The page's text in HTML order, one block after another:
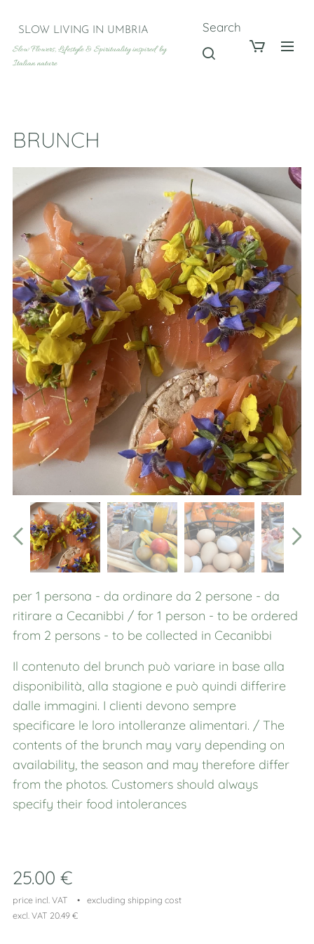
SLOW LIVING IN UMBRIA
Slow Flowers, Lifestyle & Spirituality inspired by
Italian nature
Search
BRUNCH
per 1 persona - da ordinare da 2 persone - da
ritirare a Cecanibbi / for 1 person - to be ordered
from 2 persons - to be collected in Cecanibbi
Il contenuto del brunch può variare in base alla
disponibilità, alla stagione e può quindi differire
dalle immagini. I clienti devono sempre
specificare le loro intolleranze alimentari. / The
contents of the brunch may vary depending on
availability, the season and may therefore differ
from the photos. Customers should always
specify their food intolerances
25.00 €
price incl. VAT
excluding shipping cost
excl. VAT 20.49 €